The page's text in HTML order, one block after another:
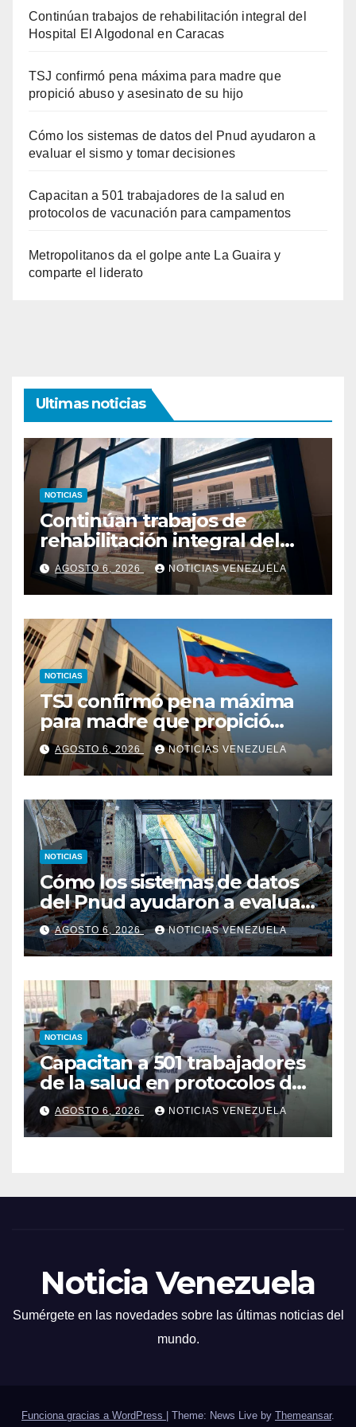
Continúan trabajos de rehabilitación integral del
Hospital El Algodonal en Caracas
TSJ confirmó pena máxima para madre que
propició abuso y asesinato de su hijo
Cómo los sistemas de datos del Pnud ayudaron a
evaluar el sismo y tomar decisiones
Capacitan a 501 trabajadores de la salud en
protocolos de vacunación para campamentos
Metropolitanos da el golpe ante La Guaira y
comparte el liderato
Ultimas noticias
NOTICIAS
Continúan trabajos de
rehabilitación integral del
Hospital El Algodonal en
Caracas
AGOSTO 6, 2026 NOTICIAS VENEZUELA
NOTICIAS
TSJ confirmó pena máxima
para madre que propició
abuso y asesinato de su hijo
AGOSTO 6, 2026 NOTICIAS VENEZUELA
NOTICIAS
Cómo los sistemas de datos
del Pnud ayudaron a evaluar
el sismo y tomar decisiones
AGOSTO 6, 2026 NOTICIAS VENEZUELA
NOTICIAS
Capacitan a 501 trabajadores
de la salud en protocolos de
vacunación para
campamentos
AGOSTO 6, 2026 NOTICIAS VENEZUELA
Noticia Venezuela
Sumérgete en las novedades sobre las últimas noticias del
mundo.
Funciona gracias a WordPress | Theme: News Live by Themeansar.